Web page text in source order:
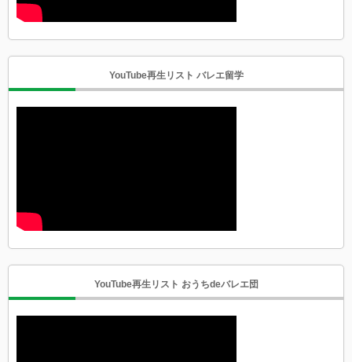
YouTube再生リスト バレエ留学
YouTube再生リスト おうちdeバレエ団